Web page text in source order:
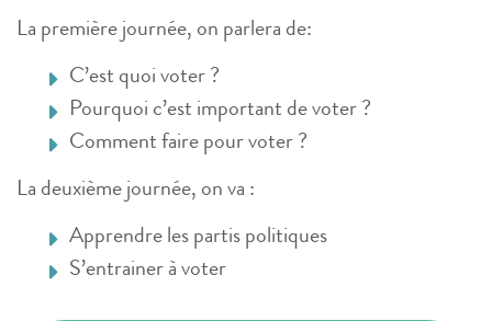
La première journée, on parlera de:
C’est quoi voter ?
Pourquoi c’est important de voter ?
Comment faire pour voter ?
La deuxième journée, on va :
Apprendre les partis politiques
S’entrainer à voter